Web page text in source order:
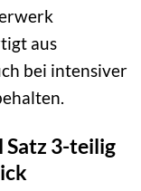
aus
bei intensiver
Satz 3-teilig